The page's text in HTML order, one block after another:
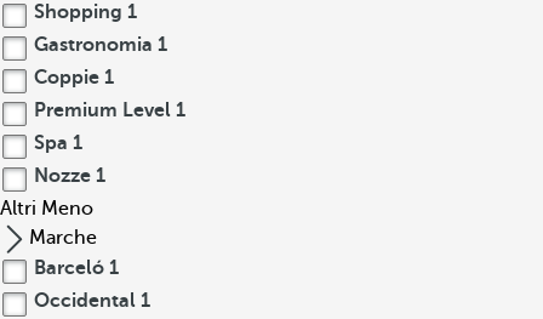
Shopping 1
Gastronomia 1
Coppie 1
Premium Level 1
Spa 1
Nozze 1
Altri Meno
Marche
Barceló 1
Occidental 1